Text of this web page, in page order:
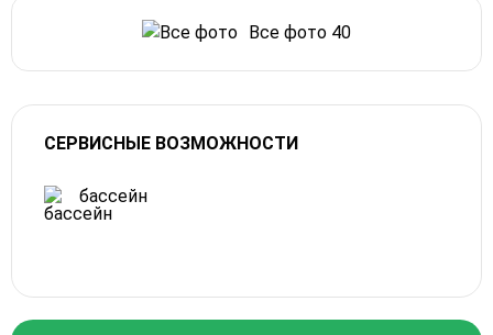
Все фото 40
СЕРВИСНЫЕ ВОЗМОЖНОСТИ
бассейн